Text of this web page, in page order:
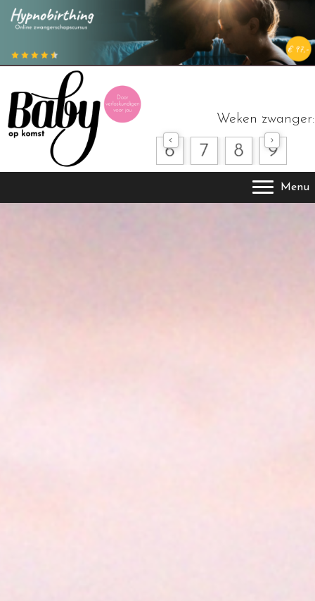
Weken zwanger:
Menu